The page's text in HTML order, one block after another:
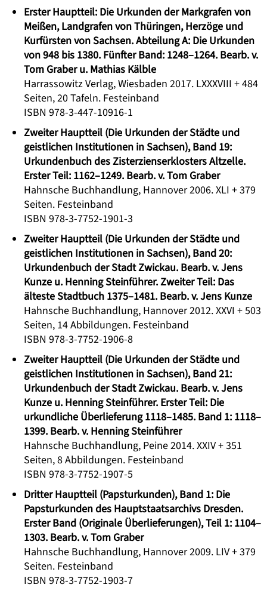
Erster Hauptteil: Die Urkunden der Markgrafen von
Meißen, Landgrafen von Thüringen, Herzöge und
Kurfürsten von Sachsen. Abteilung A: Die Urkunden
von 948 bis 1380. Fünfter Band: 1248–1264. Bearb. v.
Tom Graber u. Mathias Kälble
Harrassowitz Verlag, Wiesbaden 2017. LXXXVIII + 484
Seiten, 20 Tafeln. Festeinband
ISBN 978-3-447-10916-1
Zweiter Hauptteil (Die Urkunden der Städte und
geistlichen Institutionen in Sachsen), Band 19:
Urkundenbuch des Zisterzienserklosters Altzelle.
Erster Teil: 1162–1249. Bearb. v. Tom Graber
Hahnsche Buchhandlung, Hannover 2006. XLI + 379
Seiten. Festeinband
ISBN 978-3-7752-1901-3
Zweiter Hauptteil (Die Urkunden der Städte und
geistlichen Institutionen in Sachsen), Band 20:
Urkundenbuch der Stadt Zwickau. Bearb. v. Jens
Kunze u. Henning Steinführer. Zweiter Teil: Das
älteste Stadtbuch 1375–1481. Bearb. v. Jens Kunze
Hahnsche Buchhandlung, Hannover 2012. XXVI + 503
Seiten, 14 Abbildungen. Festeinband
ISBN 978-3-7752-1906-8
Zweiter Hauptteil (Die Urkunden der Städte und
geistlichen Institutionen in Sachsen), Band 21:
Urkundenbuch der Stadt Zwickau. Bearb. v. Jens
Kunze u. Henning Steinführer. Erster Teil: Die
urkundliche Überlieferung 1118–1485. Band 1: 1118–
1399. Bearb. v. Henning Steinführer
Hahnsche Buchhandlung, Peine 2014. XXIV + 351
Seiten, 8 Abbildungen. Festeinband
ISBN 978-3-7752-1907-5
Dritter Hauptteil (Papsturkunden), Band 1: Die
Papsturkunden des Hauptstaatsarchivs Dresden.
Erster Band (Originale Überlieferungen), Teil 1: 1104–
1303. Bearb. v. Tom Graber
Hahnsche Buchhandlung, Hannover 2009. LIV + 379
Seiten. Festeinband
ISBN 978-3-7752-1903-7